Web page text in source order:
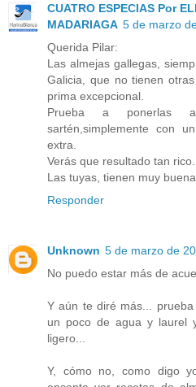
CUATRO ESPECIAS Por
MADARIAGA 5 de marzo
Querida Pilar:
Las almejas gallegas,
Galicia, que no tienen
prima excepcional.
Prueba a ponerlas
sartén,simplemente con
extra.
Verás que resultado tan rico.
Las tuyas, tienen muy
Responder
Unknown 5 de marzo de
No puedo estar más de
Y aún te diré más...
un poco de agua y laurel
ligero...
Y, cómo no, como digo